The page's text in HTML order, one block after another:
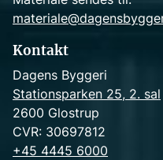
Kontakt
Dagens Byggeri
Stationsparken 25, 2. sal
2600 Glostrup
CVR: 30697812
+45 4445 6000